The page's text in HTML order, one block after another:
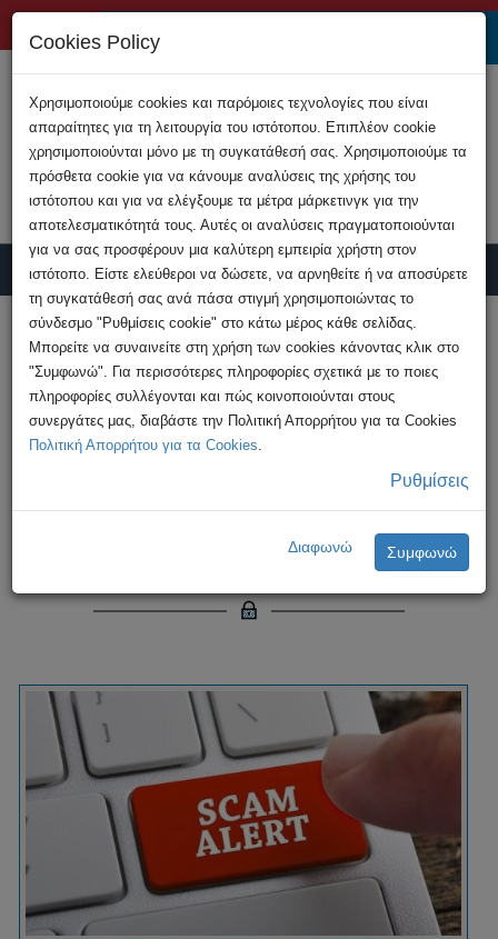
Υποβολή Καταγγελίας
HOME
Ανακοινώσεις
Διαδικτυακή απάτη μέσω ηλεκτρονικού
ταχυδρομείου
Διαδικτυακή απάτη μέσω
ηλεκτρονικού ταχυδρομείου
Cookies Policy
Χρησιμοποιούμε cookies και παρόμοιες τεχνολογίες που είναι
απαραίτητες για τη λειτουργία του ιστότοπου. Επιπλέον cookie
χρησιμοποιούνται μόνο με τη συγκατάθεσή σας. Χρησιμοποιούμε τα
πρόσθετα cookie για να κάνουμε αναλύσεις της χρήσης του
ιστότοπου και για να ελέγξουμε τα μέτρα μάρκετινγκ για την
αποτελεσματικότητά τους. Αυτές οι αναλύσεις πραγματοποιούνται
για να σας προσφέρουν μια καλύτερη εμπειρία χρήστη στον
ιστότοπο. Είστε ελεύθεροι να δώσετε, να αρνηθείτε ή να αποσύρετε
τη συγκατάθεσή σας ανά πάσα στιγμή χρησιμοποιώντας το
σύνδεσμο "Ρυθμίσεις cookie" στο κάτω μέρος κάθε σελίδας.
Μπορείτε να συναινείτε στη χρήση των cookies κάνοντας κλικ στο
"Συμφωνώ". Για περισσότερες πληροφορίες σχετικά με το ποιες
πληροφορίες συλλέγονται και πώς κοινοποιούνται στους
συνεργάτες μας, διαβάστε την Πολιτική Απορρήτου για τα Cookies
Πολιτική Απορρήτου για τα Cookies.
Ρυθμίσεις
Διαφωνώ Συμφωνώ